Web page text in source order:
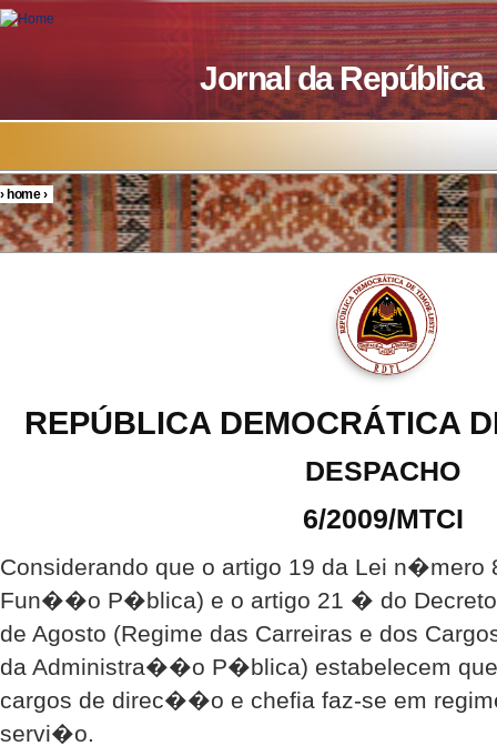
Skip to main content
Jornal da República
You are here
›home›
REPÚBLICA DEMOCRÁTICA
DESPACHO
6/2009/MTCI
Considerando que o artigo 19 da Lei n�mero
Fun��o P�blica) e o artigo 21 � do
de Agosto (Regime das Carreiras e dos
da Administra��o P�blica) estabelecem
cargos de direc��o e chefia faz-se em
servi�o.